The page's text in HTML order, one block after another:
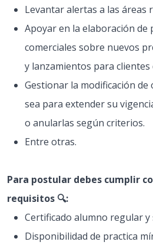
Levantar alertas a las áreas
Apoyar en la elaboración de
comerciales sobre nuevos
y lanzamientos para clientes
Gestionar la modificación de
sea para extender su
o anularlas según criterios.
Entre otras.
Para postular debes cumplir
requisitos 🔍:
Certificado alumno regular
Disponibilidad de practica